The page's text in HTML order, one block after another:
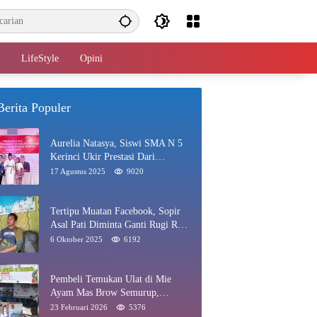
LifeStyle Opini
Populer
Aurelia Natasya, Siswi SMA N 5
Kerinci Ukir Prestasi Dari
Paskibraka Hingga Juara Gadis
17 Agustus 2025 9020
Tertipu Muatan Facebook, Sopir
Asal Pati Diminta Ganti Rugi Rp
40 Juta di Rawang
6 Oktober 2025 6192
Pembeli Temukan Ulat di Mie
Ayam Mas Brow Semurup,
Pengelola Minta Maaf
23 Februari 2026 5376